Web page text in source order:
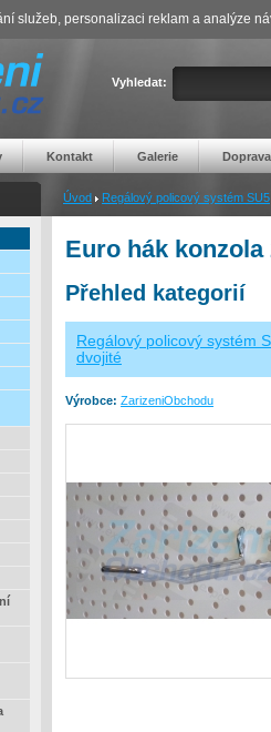
Vyhledat:
Kontakt Galerie Doprava
Úvod Regálový policový systém SU5
Euro hák
Přehled kategorií
Regálový policový systém
dvojité
Výrobce: ZarizeniObchodu
služeb, personalizaci reklam a analýze